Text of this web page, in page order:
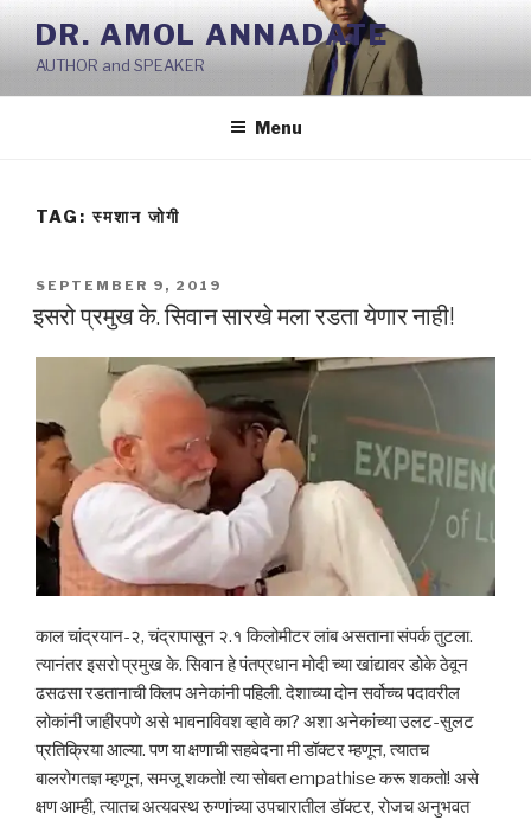
Skip
content
DR. AMOL ANNADATE
AUTHOR and SPEAKER
Menu
TAG:स्मशान जोगी
POSTED
ON
SEPTEMBER 9, 2019
इसरो प्रमुख के. सिवान सारखे मला रडता येणार नाही!
काल चांद्रयान-२, चंद्रापासून २.१ किलोमीटर लांब असताना संपर्क तुटला.
त्यानंतर इसरो प्रमुख के. सिवान हे पंतप्रधान मोदी च्या खांद्यावर डोके ठेवून
ढसढसा रडतानाची क्लिप अनेकांनी पहिली. देशाच्या दोन सर्वोच्च पदावरील
लोकांनी जाहीरपणे असे भावनाविवश व्हावे का? अशा अनेकांच्या उलट-सुलट
प्रतिक्रिया आल्या. पण या क्षणाची सहवेदना मी डॉक्टर म्हणून, त्यातच
बालरोगतज्ञ म्हणून, समजू शकतो! त्या सोबत empathise करू शकतो! असे
क्षण आम्ही, त्यातच अत्यवस्थ रुग्णांच्या उपचारातील डॉक्टर, रोजच अनुभवत